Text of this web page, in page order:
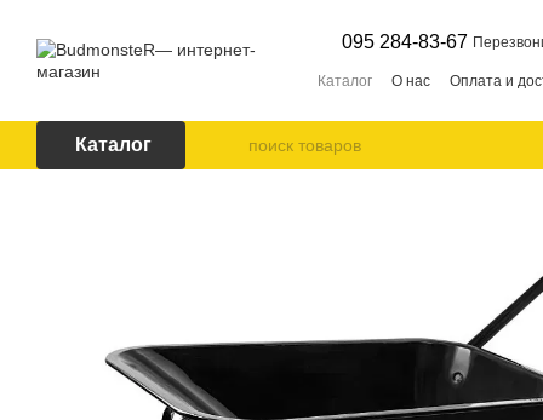
095 284-83-67
Каталог О нас Оплата и
Каталог